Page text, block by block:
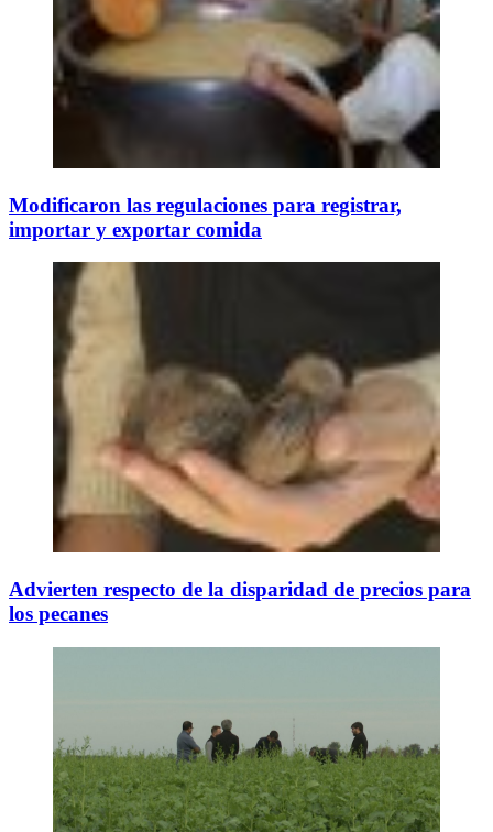
Modificaron las regulaciones para registrar,
importar y exportar comida
Advierten respecto de la disparidad de precios para
los pecanes